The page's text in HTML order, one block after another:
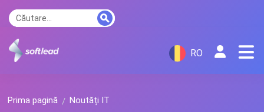
RO
Prima pagină Noutăți IT